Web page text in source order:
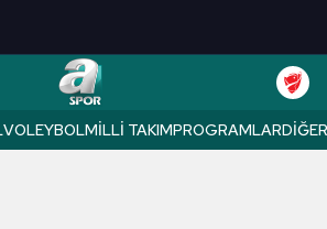
VOLEYBOLMILLI TAKIMPROGRAMLARDIĞER